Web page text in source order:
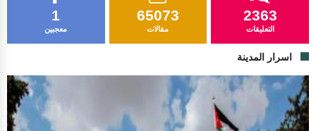
1
معجبين
65073
مقالات
2363
التعليقات
اسرار المدينة